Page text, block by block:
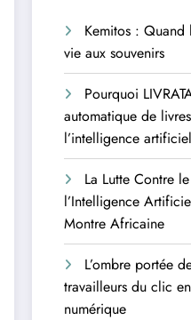
Kemitos :
vie aux souvenirs
Pourquoi
automatique de
l’intelligence
La Lutte Contre
l’Intelligence
Montre Africaine
L’ombre portée
travailleurs du clic
numérique